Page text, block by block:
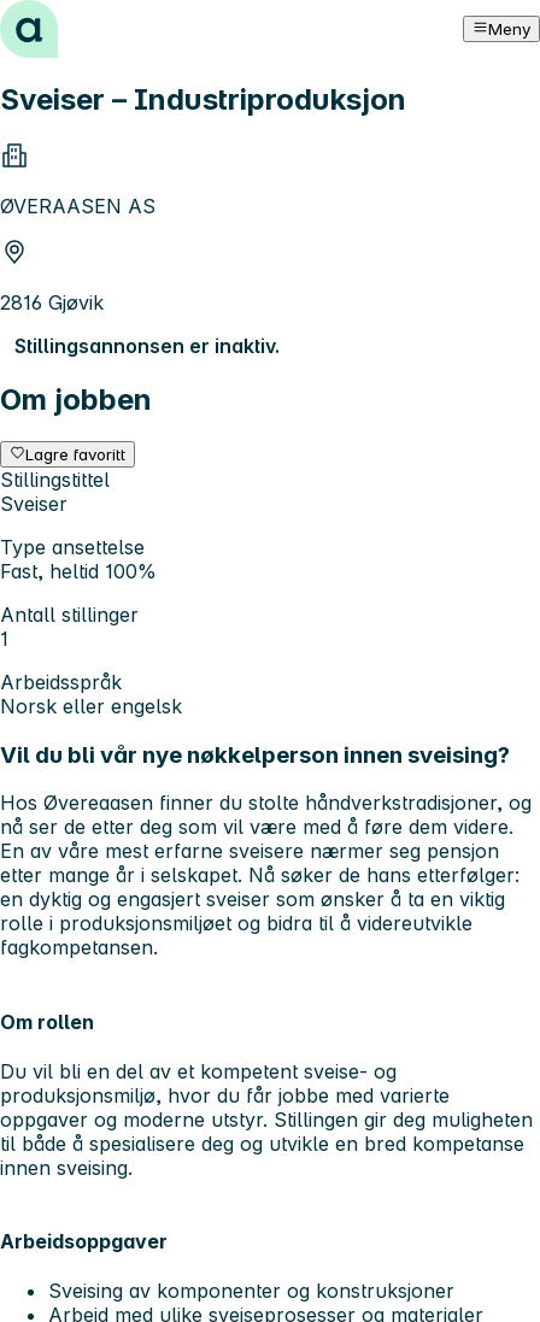
Hopp til innhold Meny
Sveiser – Industriproduksjon
ØVERAASEN AS
2816 Gjøvik
Stillingsannonsen er inaktiv.
Om jobben
Lagre favoritt
Stillingstittel
Sveiser
Type ansettelse
Fast, heltid 100%
Antall stillinger
1
Arbeidsspråk
Norsk eller engelsk
Vil du bli vår nye nøkkelperson innen sveising?
Hos Øvereaasen finner du stolte håndverkstradisjoner, og
nå ser de etter deg som vil være med å føre dem videre.
En av våre mest erfarne sveisere nærmer seg pensjon
etter mange år i selskapet. Nå søker de hans etterfølger:
en dyktig og engasjert sveiser som ønsker å ta en viktig
rolle i produksjonsmiljøet og bidra til å videreutvikle
fagkompetansen.
Om rollen
Du vil bli en del av et kompetent sveise- og
produksjonsmiljø, hvor du får jobbe med varierte
oppgaver og moderne utstyr. Stillingen gir deg muligheten
til både å spesialisere deg og utvikle en bred kompetanse
innen sveising.
Arbeidsoppgaver
Sveising av komponenter og konstruksjoner
Arbeid med ulike sveiseprosesser og materialer